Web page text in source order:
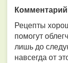
Рецепты
помогут
лишь до
навсегда от